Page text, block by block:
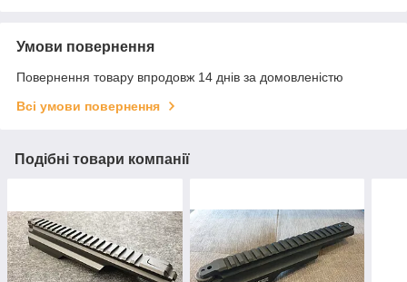
Умови повернення
Повернення товару впродовж 14 днів за домовленістю
Всі умови повернення
Подібні товари компанії